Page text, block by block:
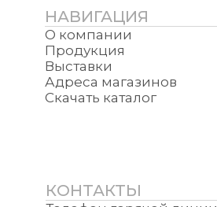
НАВИГАЦИЯ
О компании
Продукция
Выставки
Адреса магазинов
Скачать каталог
КОНТАКТЫ